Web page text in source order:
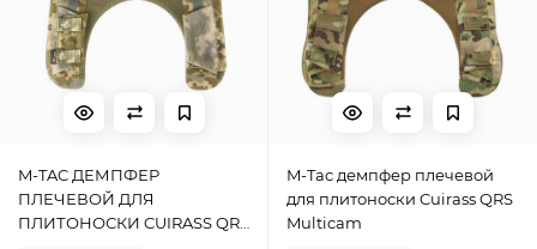
M-TAC ДЕМПФЕР
ПЛЕЧЕВОЙ ДЛЯ
ПЛИТОНОСКИ CUIRASS QRS
M-Tac демпфер плечевой
для плитоноски Cuirass QRS
Multicam